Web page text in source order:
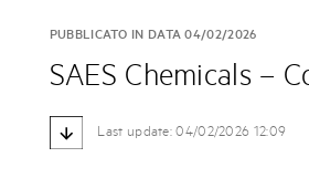
PUBBLICATO IN DATA 04/02/2026
SAES Chemicals –
Last update: 04/02/2026 12:09